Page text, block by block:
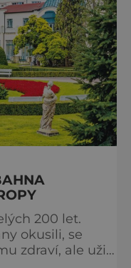
200 let.
okusili, se
zdraví, ale užijí